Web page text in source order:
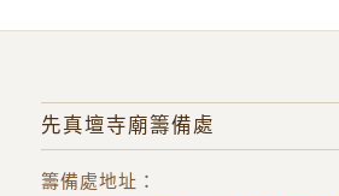
先真壇寺廟籌備處
籌備處地址 ：